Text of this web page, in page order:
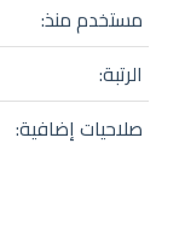
مستخدم منذ:
الرتبة:
صلاحيات إضافية: